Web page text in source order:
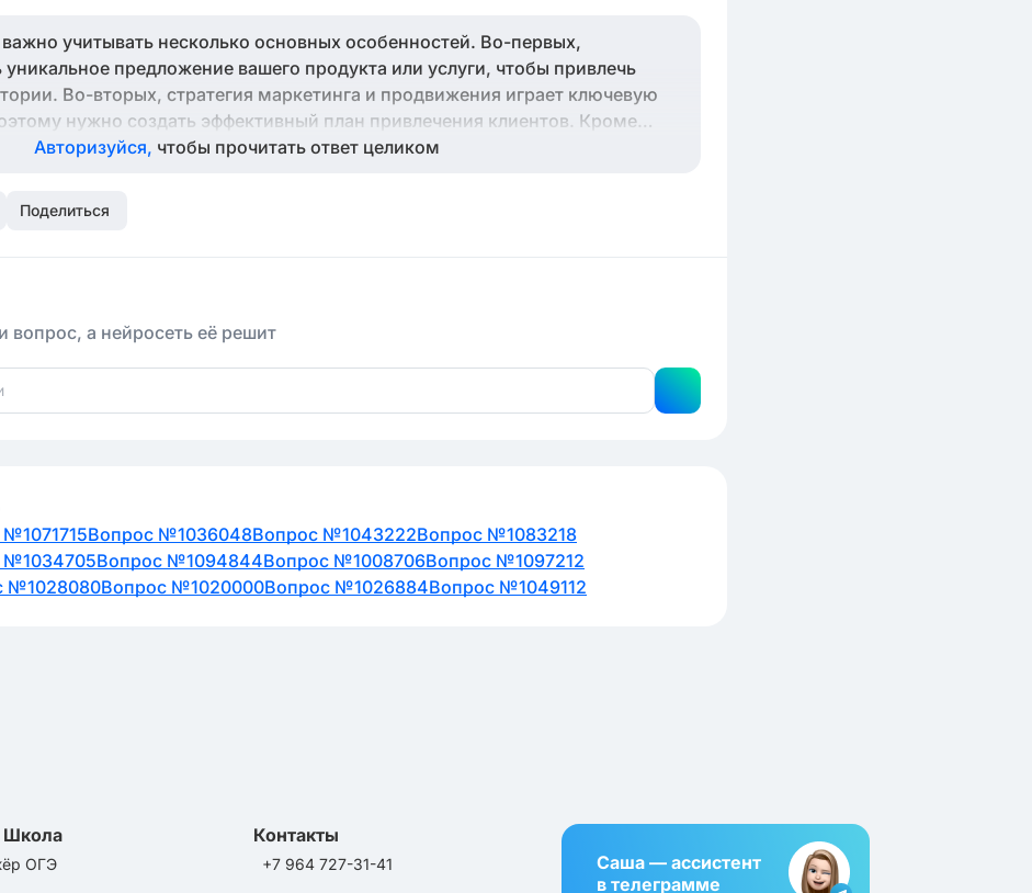
учитывать несколько основных особенностей. Во-первых,
предложение вашего продукта или услуги, чтобы привлечь
Во-вторых, стратегия маркетинга и продвижения играет ключевую
нужно создать эффективный план привлечения клиентов. Кроме
бизнес-модель, которая обеспечит рост и развитие вашего проекта в
под требования рынка. Создание потенциально успешного Startup
и готовности к постоянному улучшению своего бизнеса.
Авторизуйся, чтобы прочитать ответ целиком
Поделиться
а нейросеть её решит
Вопрос №1036048Вопрос №1043222Вопрос №1083218
№1034705Вопрос №1094844Вопрос №1008706Вопрос №1097212
№1028080Вопрос №1020000Вопрос №1026884Вопрос №1049112
Школа
ОГЭ
Контакты
+7 964 727-31-41
Саша — ассистент
в телеграмме